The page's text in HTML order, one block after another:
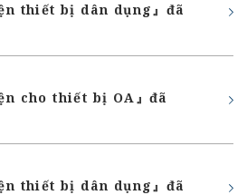
thiết bị dân dụng』đã
cho thiết bị OA』đã
thiết bị dân dụng』đã